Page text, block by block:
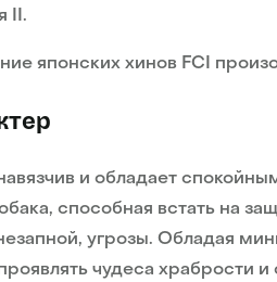
II.
японских хинов FCI
и обладает
способная встать на
угрозы. Обладая
чудеса храбрости и